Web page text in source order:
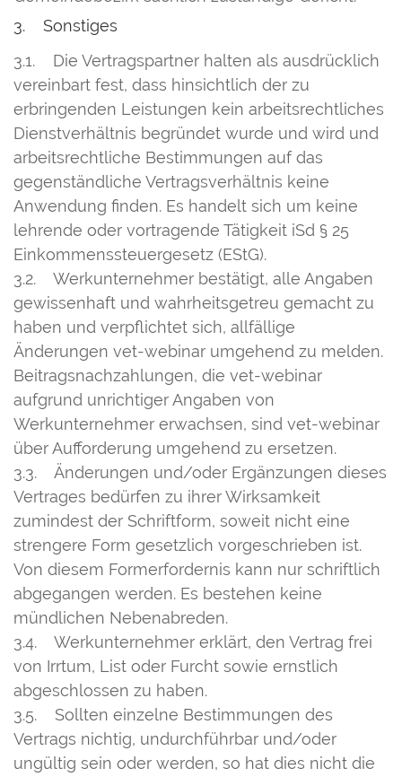
3. Sonstiges
3.1. Die Vertragspartner halten als ausdrücklich
vereinbart fest, dass hinsichtlich der zu
erbringenden Leistungen kein arbeitsrechtliches
Dienstverhältnis begründet wurde und wird und
arbeitsrechtliche Bestimmungen auf das
gegenständliche Vertragsverhältnis keine
Anwendung finden. Es handelt sich um keine
lehrende oder vortragende Tätigkeit iSd § 25
Einkommenssteuergesetz (EStG).
3.2. Werkunternehmer bestätigt, alle Angaben
gewissenhaft und wahrheitsgetreu gemacht zu
haben und verpflichtet sich, allfällige
Änderungen vet-webinar umgehend zu melden.
Beitragsnachzahlungen, die vet-webinar
aufgrund unrichtiger Angaben von
Werkunternehmer erwachsen, sind vet-webinar
über Aufforderung umgehend zu ersetzen.
3.3. Änderungen und/oder Ergänzungen dieses
Vertrages bedürfen zu ihrer Wirksamkeit
zumindest der Schriftform, soweit nicht eine
strengere Form gesetzlich vorgeschrieben ist.
Von diesem Formerfordernis kann nur schriftlich
abgegangen werden. Es bestehen keine
mündlichen Nebenabreden.
3.4. Werkunternehmer erklärt, den Vertrag frei
von Irrtum, List oder Furcht sowie ernstlich
abgeschlossen zu haben.
3.5. Sollten einzelne Bestimmungen des
Vertrags nichtig, undurchführbar und/oder
ungültig sein oder werden, so hat dies nicht die